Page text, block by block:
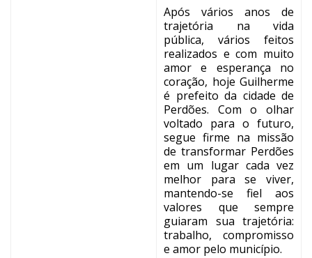
Após vários anos de
trajetória na vida
pública, vários feitos
realizados e com muito
amor e esperança no
coração, hoje Guilherme
é prefeito da cidade de
Perdões. Com o olhar
voltado para o futuro,
segue firme na missão
de transformar Perdões
em um lugar cada vez
melhor para se viver,
mantendo-se fiel aos
valores que sempre
guiaram sua trajetória:
trabalho, compromisso
e amor pelo município.